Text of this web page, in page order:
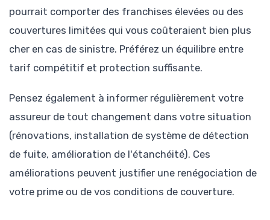
pourrait comporter des franchises élevées ou des
couvertures limitées qui vous coûteraient bien plus
cher en cas de sinistre. Préférez un équilibre entre
tarif compétitif et protection suffisante.
Pensez également à informer régulièrement votre
assureur de tout changement dans votre situation
(rénovations, installation de système de détection
de fuite, amélioration de l'étanchéité). Ces
améliorations peuvent justifier une renégociation de
votre prime ou de vos conditions de couverture.